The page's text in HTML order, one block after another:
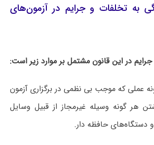
به تخلفات و جرایم در آزمون‌های
عملی که موجب بی نظمی در برگزاری آزمون
هر گونه وسیله غیرمجاز از قبیل وسایل
و دستگاه‌های حافظه دار.